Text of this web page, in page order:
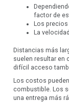
factor de
Los
La
Distancias más
suelen resultar en
difícil acceso
Los costos
combustible. Los
una entrega más